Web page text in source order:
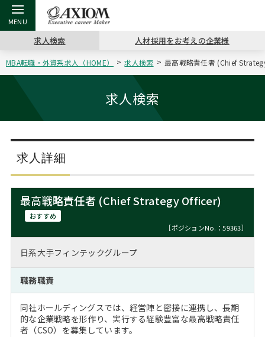
戻る
アクシアムの特長
戻る
コンサ
サービス案内
戻る
キャリ
コンサルタントの紹介
戻る
キャリア支援 TOP
キャリアデザイン講座
（最新求人市場動向）
戻る
MBAの
ステージ別アドバイス
MBAの転職事例
MBAからのFAQ
MBA留学生数の推移
戻る
日本か
インターン受入企業一覧
MBAを生かす求人特集
戻る
転職ツール TOP
英文レジュメの書き方
戻る
パワー
職務経歴書の書き方
よくある面接Q&A集
戻る
転職コラム TOP
“展”職相談室
転職市場の明日をよめ
転職成功への4つの鍵
注目企業インタビュー
戻る
イベント・セミナー TOP
ジョブフェア
キャリアデザインセミナー
キャリアフォーラム
Career Talk Live
MBA NETWORKING
戻る
会社概要 TOP
沿革
主なクライアント
採用情報
ニュースリリース
求人検索 人材採用をお考えの企業様
MBA転職・外資系求人（HOME） 求人検索 最高戦略責任者 (Chief
求人検索
求人詳細
最高戦略責任者 (Chief Strategy Officer)
おすすめ
［ポジションNo.：59363］
日系大手フィンテックグループ
職務職責
同社ホールディングスでは、経営陣と密接に連携し、長期
的な企業戦略を形作り、実行する経験豊富な最高戦略責任
者（CSO）を募集しています。